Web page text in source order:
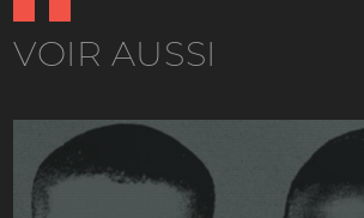
VOIR AUSSI